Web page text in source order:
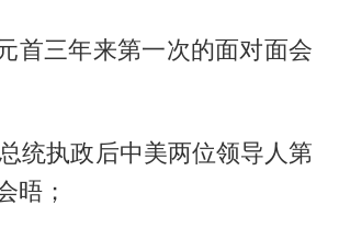
首三年来第一次的面对面会
统执政后中美两位领导人第
晤；